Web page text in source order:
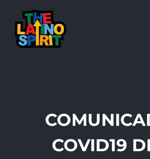
content
COVID19